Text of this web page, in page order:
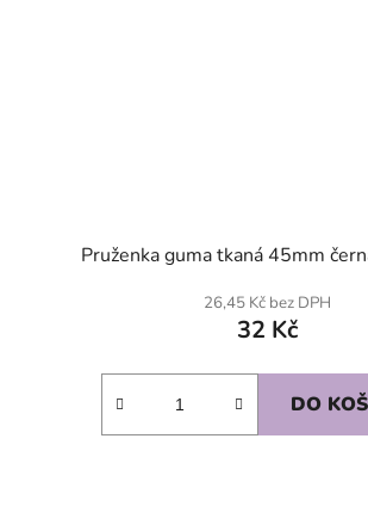
Pruženka guma tkaná 45mm
26,45 Kč bez DPH
32 Kč
DO